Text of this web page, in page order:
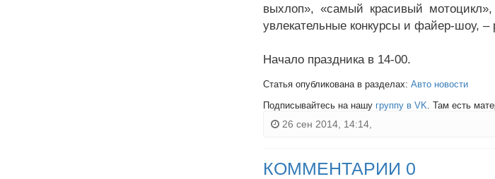
выхлоп», «самый красивый
увлекательные конкурсы и файер-шоу,
Начало праздника в 14-00.
Статья опубликована в разделах: Авто новости
Подписывайтесь на нашу группу в VK . Там есть
26 сен 2014, 14:14,
КОММЕНТАРИИ 0